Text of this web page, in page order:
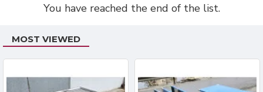
You have reached the end of the list.
MOST VIEWED